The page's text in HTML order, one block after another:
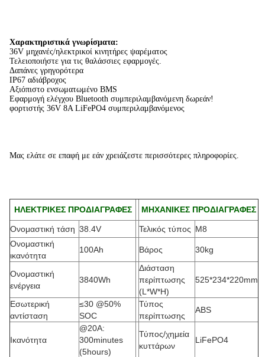
Χαρακτηριστικά γνωρίσματα:
36V μηχανές/ηλεκτρικοί κινητήρες ψαρέματος
Τελειοποιήστε για τις θαλάσσιες εφαρμογές.
Δαπάνες γρηγορότερα
IP67 αδιάβροχος
Αξιόπιστο ενσωματωμένο BMS
Εφαρμογή ελέγχου Bluetooth συμπεριλαμβανόμενη δωρεάν!
φορτιστής 36V 8A LiFePO4 συμπεριλαμβανόμενος
Μας ελάτε σε επαφή με εάν χρειάζεστε περισσότερες πληροφορίες.
ΗΛΕΚΤΡΙΚΕΣ ΠΡΟΔΙΑΓΡΑΦΕΣ ΜΗΧΑΝΙΚΕΣ ΠΡΟΔΙΑΓΡΑΦΕΣ
Ονομαστική τάση 38.4V Τελικός τύπος M8
Ονομαστική
ικανότητα
100Ah Βάρος 30kg
Ονομαστική
ενέργεια
3840Wh
Διάσταση
περίπτωσης
(L*W*H)
525*234*220mm
Εσωτερική
αντίσταση
≤30 @50%
SOC
Τύπος
περίπτωσης
ABS
Ικανότητα
@20A:
300minutes
(5hours)
Τύπος/χημεία
κυττάρων
LiFePO4